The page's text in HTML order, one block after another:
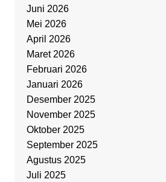
Juni 2026
Mei 2026
April 2026
Maret 2026
Februari 2026
Januari 2026
Desember 2025
November 2025
Oktober 2025
September 2025
Agustus 2025
Juli 2025